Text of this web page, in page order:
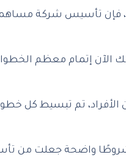
فإن تأسيس شركة
إتمام معظم الخطوات
تم تبسيط كل
واضحة جعلت من